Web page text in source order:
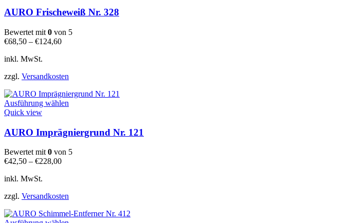
mehrere
auf.
gewählt
AURO Frischeweiß Nr. 328
Bewertet mit 0 von 5
€68,50 – €124,60
inkl. MwSt.
zzgl. Versandkosten
Ausführung wählen
mehrere
Varianten
auf.
gewählt
Quick view
AURO Imprägniergrund Nr. 121
Bewertet mit 0 von 5
€42,50 – €228,00
inkl. MwSt.
zzgl. Versandkosten